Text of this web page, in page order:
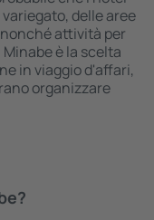
delle aree
attività per
è la scelta
in viaggio d'affari,
organizzare